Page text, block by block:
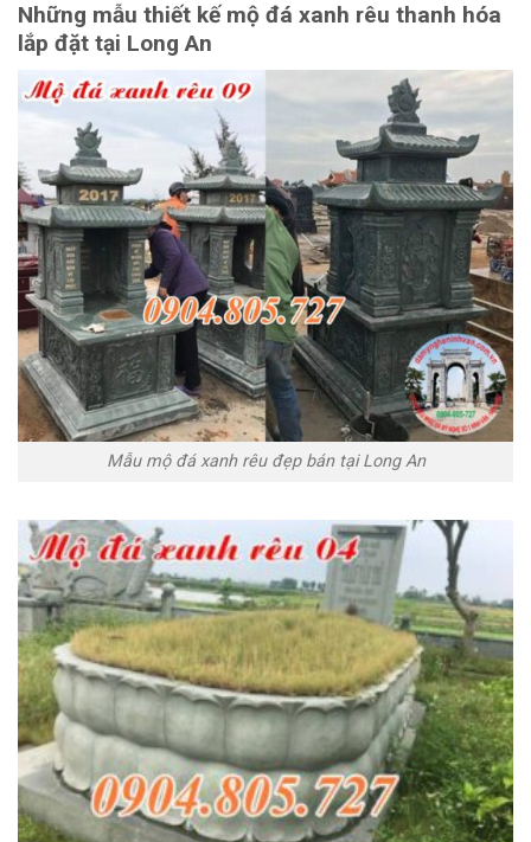
Những mẫu thiết kế mộ đá xanh rêu thanh hóa
lắp đặt tại Long An
Mẫu mộ đá xanh rêu đẹp bán tại Long An